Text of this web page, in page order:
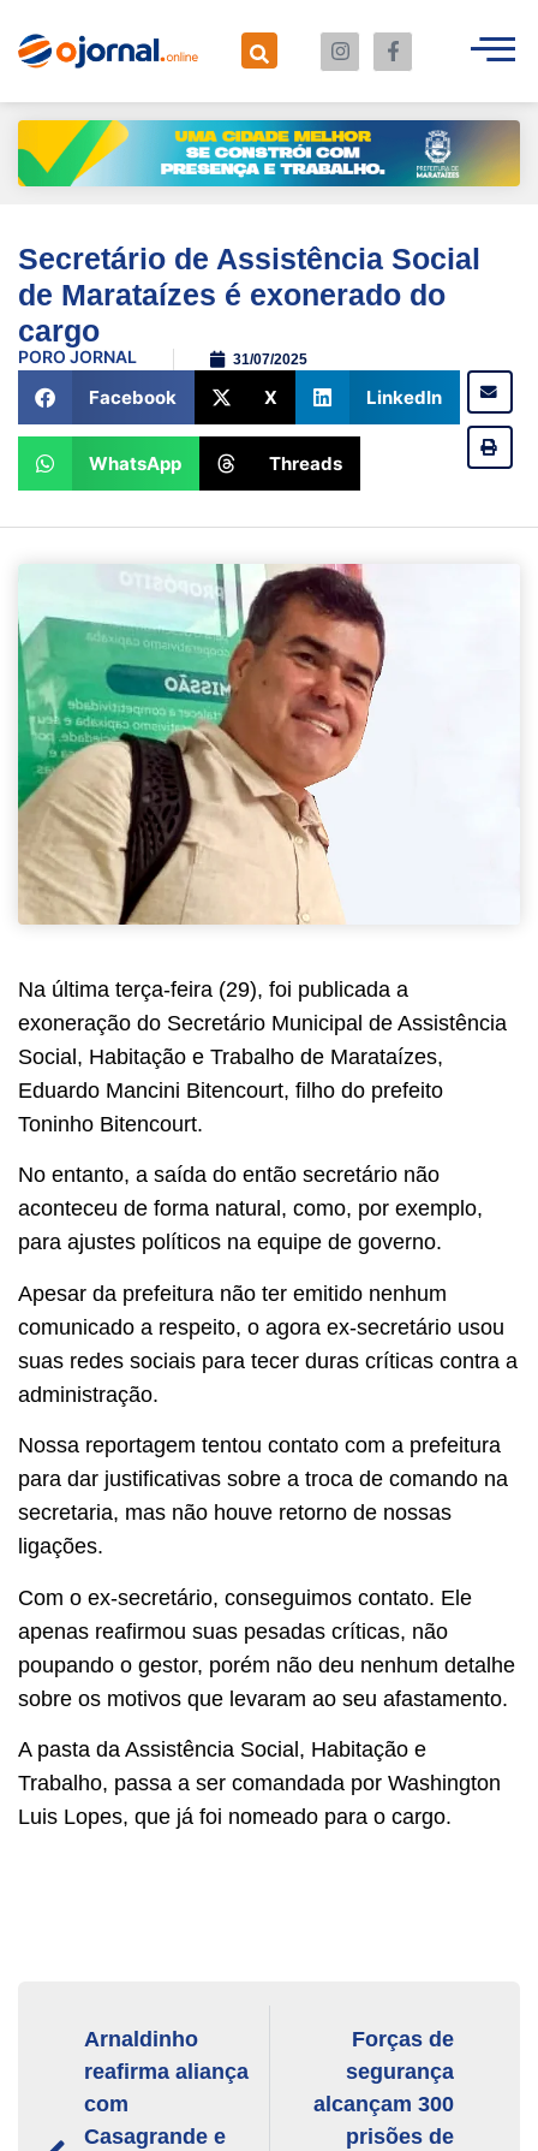
Secretário de Assistência Social
de Marataízes é exonerado do
cargo
PORO JORNAL 31/07/2025
Facebook X LinkedIn
WhatsApp Threads
Na última terça-feira (29), foi publicada a
exoneração do Secretário Municipal de Assistência
Social, Habitação e Trabalho de Marataízes,
Eduardo Mancini Bitencourt, filho do prefeito
Toninho Bitencourt.
No entanto, a saída do então secretário não
aconteceu de forma natural, como, por exemplo,
para ajustes políticos na equipe de governo.
Apesar da prefeitura não ter emitido nenhum
comunicado a respeito, o agora ex-secretário usou
suas redes sociais para tecer duras críticas contra a
administração.
Nossa reportagem tentou contato com a prefeitura
para dar justificativas sobre a troca de comando na
secretaria, mas não houve retorno de nossas
ligações.
Com o ex-secretário, conseguimos contato. Ele
apenas reafirmou suas pesadas críticas, não
poupando o gestor, porém não deu nenhum detalhe
sobre os motivos que levaram ao seu afastamento.
A pasta da Assistência Social, Habitação e
Trabalho, passa a ser comandada por Washington
Luis Lopes, que já foi nomeado para o cargo.
Arnaldinho
reafirma aliança
com
Casagrande e
Forças de
segurança
alcançam 300
prisões de